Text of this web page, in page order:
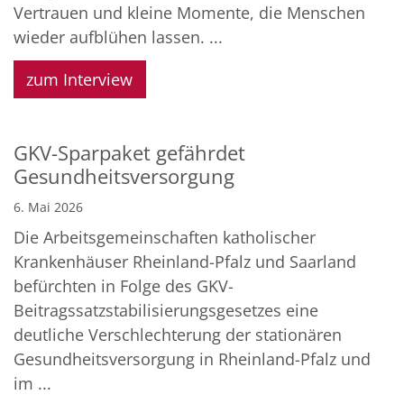
Vertrauen und kleine Momente, die Menschen
wieder aufblühen lassen. ...
zum Interview
GKV-Sparpaket gefährdet
Gesundheitsversorgung
6. Mai 2026
Die Arbeitsgemeinschaften katholischer
Krankenhäuser Rheinland-Pfalz und Saarland
befürchten in Folge des GKV-
Beitragssatzstabilisierungsgesetzes eine
deutliche Verschlechterung der stationären
Gesundheitsversorgung in Rheinland-Pfalz und
im ...